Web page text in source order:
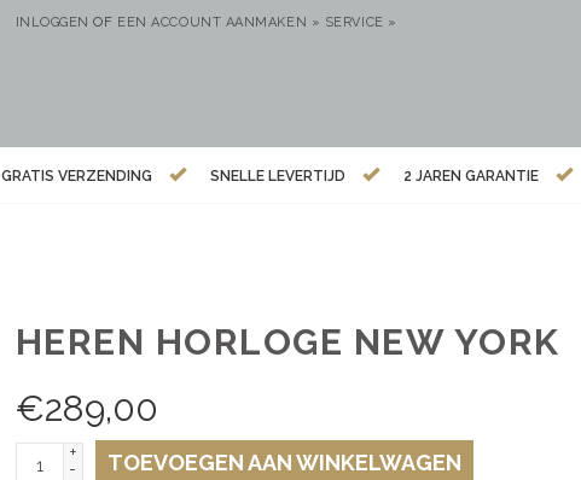
INLOGGEN OF EEN ACCOUNT AANMAKEN » SERVICE »
GRATIS VERZENDING SNELLE LEVERTIJD 2 JAREN GARANTIE
HEREN HORLOGE NEW YORK
€289,00
+
-
TOEVOEGEN AAN WINKELWAGEN